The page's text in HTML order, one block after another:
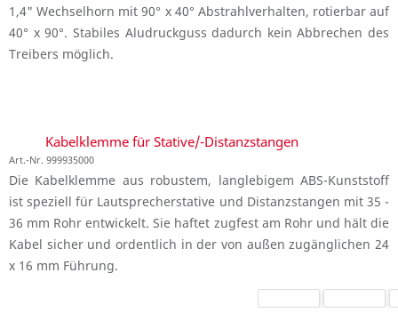
1,4" Wechselhorn mit 90° x 40° Abstrahlverhalten, rotierbar auf
40° x 90°. Stabiles Aludruckguss dadurch kein Abbrechen des
Treibers möglich.
Kabelklemme für Stative/-Distanzstangen
Art.-Nr. 999935000
Die Kabelklemme aus robustem, langlebigem ABS-Kunststoff
ist speziell für Lautsprecherstative und Distanzstangen mit 35 -
36 mm Rohr entwickelt. Sie haftet zugfest am Rohr und hält die
Kabel sicher und ordentlich in der von außen zugänglichen 24
x 16 mm Führung.